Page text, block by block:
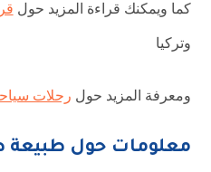
كما ويمكنك قراءة المزيد حول
وتركيا
ومعرفة المزيد حول رحلات
معلومات حول